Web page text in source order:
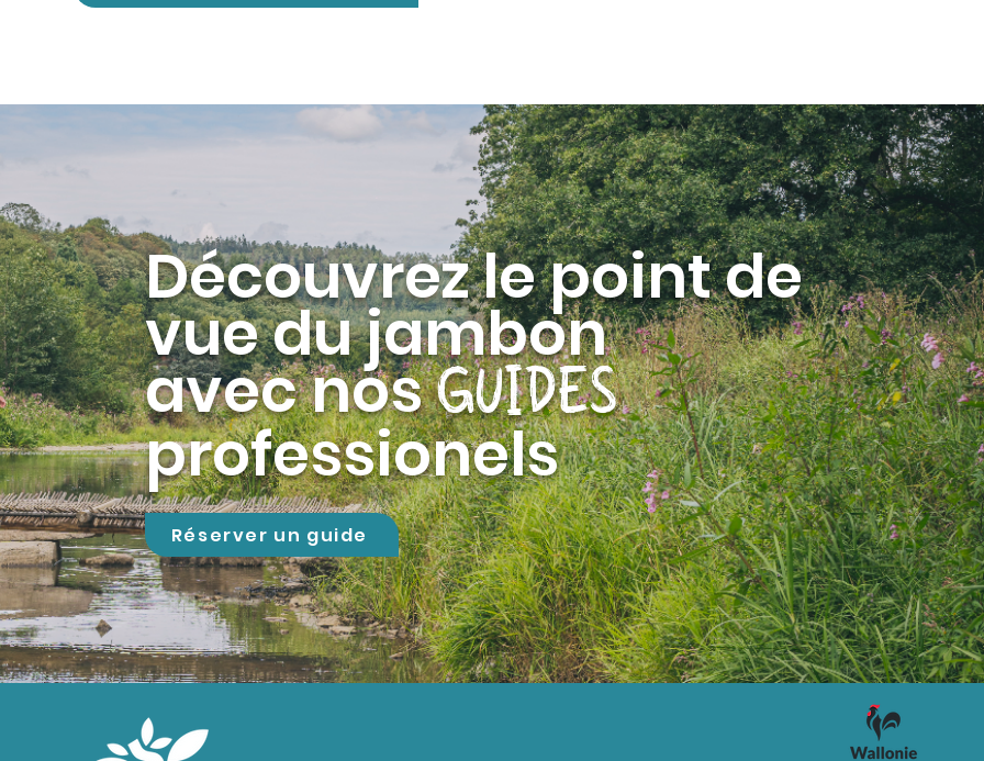
Découvrez le point de
vue du jambon
avecnosGUIDES
professionels
Réserver un guide